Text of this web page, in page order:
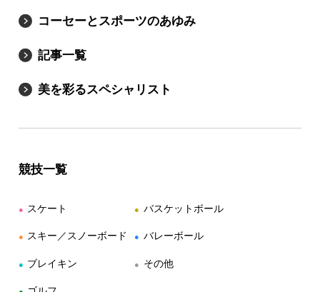
コーセーとスポーツのあゆみ
記事一覧
美を彩るスペシャリスト
競技一覧
● スケート
● スキー／スノーボード
● ブレイキン
● バスケットボール
● バレーボール
● その他